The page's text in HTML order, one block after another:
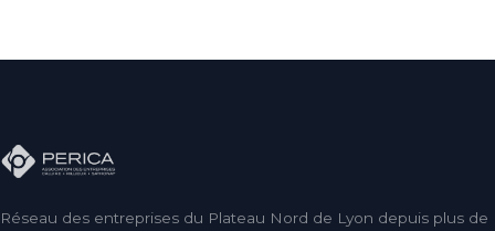
Réseau des entreprises du Plateau Nord de Lyon depuis plus de